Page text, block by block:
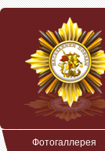
Фотогаллерея